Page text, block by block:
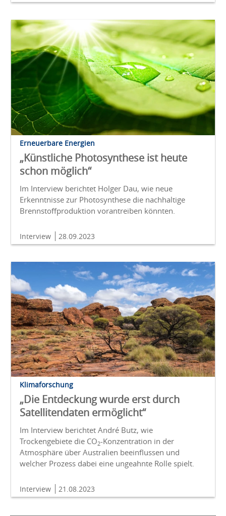
Erneuerbare Energien
„Künstliche Photosynthese ist heute
schon möglich“
Im Interview berichtet Holger Dau, wie neue
Erkenntnisse zur Photosynthese die nachhaltige
Brennstoffproduktion vorantreiben könnten.
Interview 28.09.2023
Klimaforschung
„Die Entdeckung wurde erst durch
Satellitendaten ermöglicht“
Im Interview berichtet André Butz, wie
Trockengebiete die CO2-Konzentration in der
Atmosphäre über Australien beeinflussen und
welcher Prozess dabei eine ungeahnte Rolle spielt.
Interview 21.08.2023